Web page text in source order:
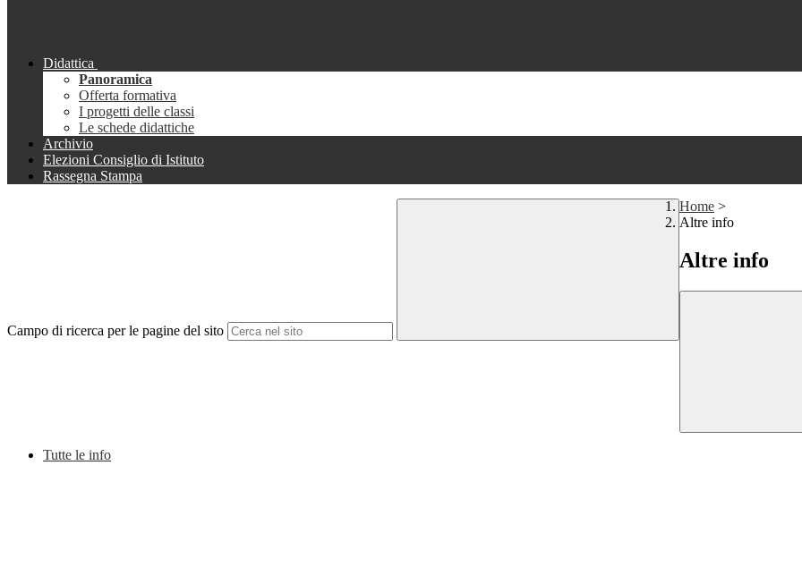
Didattica
Panoramica
Offerta formativa
I progetti delle classi
Le schede didattiche
Archivio
Elezioni Consiglio di Istituto
Rassegna Stampa
Campo di ricerca per le pagine del sito
Home >
Altre info
Altre info
Tutte le info